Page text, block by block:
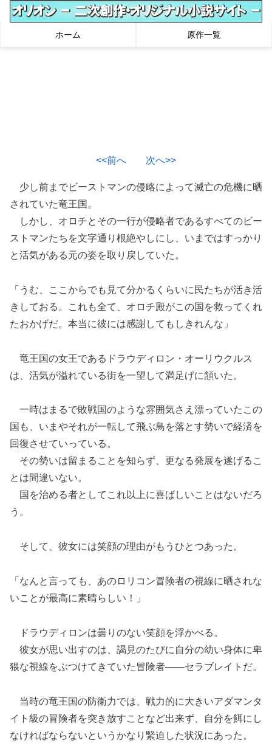
ホーム 原作一覧
<<前へ 次へ>>
少し前までビーストマンの侵略によって滅亡の危機に晒
されていた竜王国。
しかし、オロチとその一行が侵略者であるすべてのビー
ストマンたちを文字通り根絶やしにし、いまではすっかり
と活気がある元の姿を取り戻していた。
「うむ、ここからでも見て分かるくらいに民たちが活き活
きしておる。これも全て、オロチ殿がこの国を救ってくれ
たおかげだ。本当に彼には感謝してもしきれんな」
竜王国の女王であるドラウディロン・オーリウクルス
は、活気が溢れている街を一望して満足げに頷いた。
一時はまるで敗戦国のような雰囲気さえ漂っていたこの
国も、いまやそれが一転して飛ぶ鳥を落とす勢いで経済を
回復させていっている。
その勢いは留まることを知らず、更なる発展を遂げるこ
とは間違いない。
国を治める者としてこれ以上に喜ばしいことはないだろ
う。
そして、彼女には笑顔の理由がもうひとつあった。
「なんと言っても、あのロリコン冒険者の視線に晒されな
いことが最高に素晴らしい！」
ドラウディロンは曇りのない笑顔を浮かべる。
彼女が思い出すのは、謁見のたびに自分の幼い身体に卑
猥な視線をぶつけてきていた冒険者――セラブレイトだ。
当時の竜王国の防衛力では、戦力的に大きいアダマンタ
イト級の冒険者を突き放すことなど出来ず、自分を餌にし
なければならないというかなり緊迫した状況にあった。